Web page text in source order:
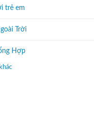
trẻ em
Trời
Hợp